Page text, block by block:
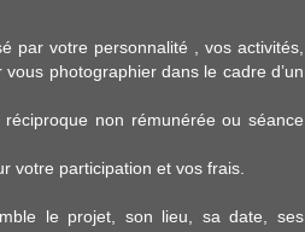
par votre personnalité , vos activités,
photographier dans le cadre d’un
non rémunérée ou séance
votre participation et vos frais.
le projet, son lieu, sa date, ses